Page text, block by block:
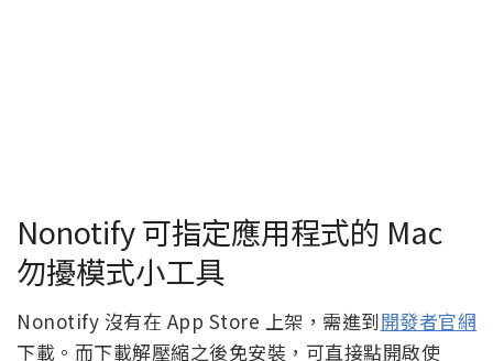
Nonotify 可指定應用程式的 Mac
勿擾模式小工具
Nonotify 沒有在 App Store 上架，需進到開發者官網
下載。而下載解壓縮之後免安裝，可直接點開啟使